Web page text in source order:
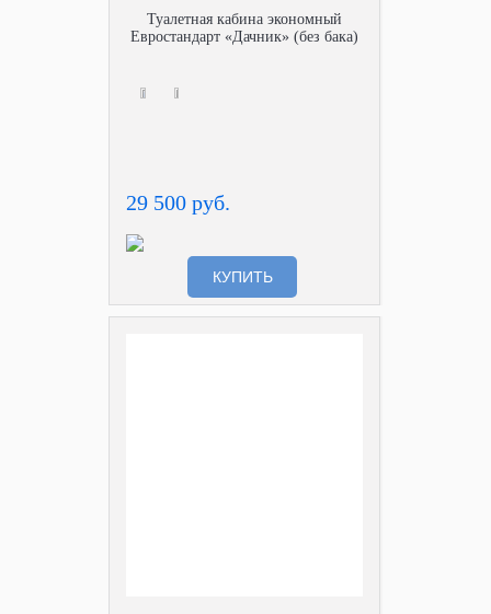
Туалетная кабина экономный
Евростандарт «Дачник» (без бака)
29 500 руб.
КУПИТЬ